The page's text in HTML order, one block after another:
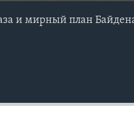
и мирный план